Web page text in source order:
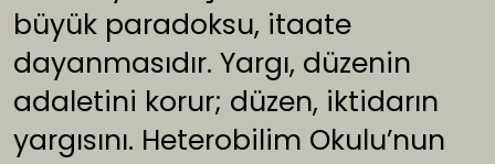
büyük paradoksu, itaate
dayanmasıdır. Yargı, düzenin
adaletini korur; düzen, iktidarın
yargısını. Heterobilim Okulu’nun